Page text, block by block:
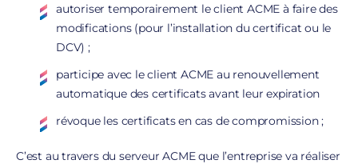
autoriser temporairement le client ACME à faire des
modifications (pour l’installation du certificat ou le
DCV) ;
participe avec le client ACME au renouvellement
automatique des certificats avant leur expiration
révoque les certificats en cas de compromission ;
C’est au travers du serveur ACME que l’entreprise va réaliser